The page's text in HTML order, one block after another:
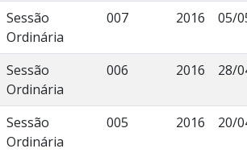
Sessão
Ordinária
007 2016 05/
Sessão
Ordinária
006 2016 28/
Sessão
Ordinária
005 2016 20/